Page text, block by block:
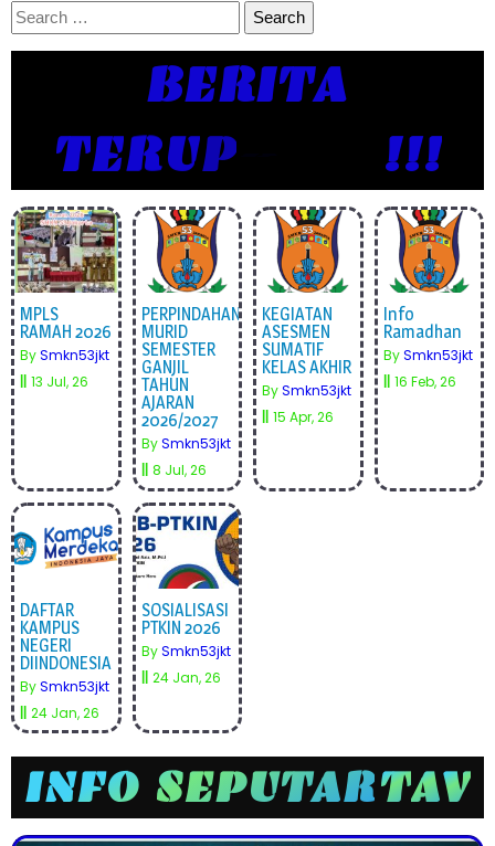
Search
for:
BERITA
TERUP !!!
MPLS
RAMAH 2026
BySmkn53jkt
13 Jul, 26
PERPINDAHAN
MURID
SEMESTER
GANJIL
TAHUN
AJARAN
2026/2027
BySmkn53jkt
8 Jul, 26
KEGIATAN
ASESMEN
SUMATIF
KELAS AKHIR
BySmkn53jkt
15 Apr, 26
Info
Ramadhan
BySmkn53jkt
16 Feb, 26
DAFTAR
KAMPUS
NEGERI
DIINDONESIA
BySmkn53jkt
24 Jan, 26
SOSIALISASI
PTKIN 2026
BySmkn53jkt
24 Jan, 26
INFO SEPUTARTAV